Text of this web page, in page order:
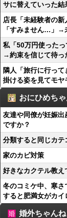
サに替えていった結
店長「未経験者の
「すみません…」→
私「50万円使った
→約束を信じて待っ
隣人「旅行に行っ
掛ける姿を見てモヤ
おにひめち
友達や同僚が妊娠
ですか？
分類すると同じカ
家のカビ対策
好きなカクテル教
冬のコミケ中、寒さ
すると肥満女がカイ
婚外ちゃんね